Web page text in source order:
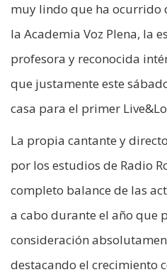
muy lindo que ha ocurrido
la Academia Voz Plena, la
profesora y reconocida
que justamente este
casa para el primer
La propia cantante y
por los estudios de Radio
completo balance de las
a cabo durante el año que
consideración
destacando el crecimiento